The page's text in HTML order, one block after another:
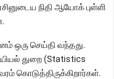
நிதி ஆயோக் புள்ளி
ஒரு செய்தி வந்தது.
துறை (Statistics
கொடுத்திருக்கிறார்கள்.